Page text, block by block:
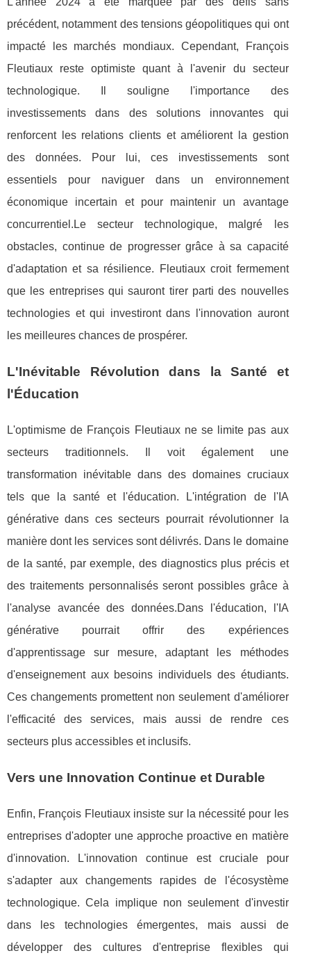
précédent, notamment des tensions géopolitiques qui ont
impacté les marchés mondiaux. Cependant, François
Fleutiaux reste optimiste quant à l'avenir du secteur
technologique. Il souligne l'importance des
investissements dans des solutions innovantes qui
renforcent les relations clients et améliorent la gestion
des données. Pour lui, ces investissements sont
essentiels pour naviguer dans un environnement
économique incertain et pour maintenir un avantage
concurrentiel.Le secteur technologique, malgré les
obstacles, continue de progresser grâce à sa capacité
d'adaptation et sa résilience. Fleutiaux croit fermement
que les entreprises qui sauront tirer parti des nouvelles
technologies et qui investiront dans l'innovation auront
les meilleures chances de prospérer.
L'Inévitable Révolution dans la Santé et
l'Éducation
L'optimisme de François Fleutiaux ne se limite pas aux
secteurs traditionnels. Il voit également une
transformation inévitable dans des domaines cruciaux
tels que la santé et l'éducation. L'intégration de l'IA
générative dans ces secteurs pourrait révolutionner la
manière dont les services sont délivrés. Dans le domaine
de la santé, par exemple, des diagnostics plus précis et
des traitements personnalisés seront possibles grâce à
l'analyse avancée des données.Dans l'éducation, l'IA
générative pourrait offrir des expériences
d'apprentissage sur mesure, adaptant les méthodes
d'enseignement aux besoins individuels des étudiants.
Ces changements promettent non seulement d'améliorer
l'efficacité des services, mais aussi de rendre ces
secteurs plus accessibles et inclusifs.
Vers une Innovation Continue et Durable
Enfin, François Fleutiaux insiste sur la nécessité pour les
entreprises d'adopter une approche proactive en matière
d'innovation. L'innovation continue est cruciale pour
s'adapter aux changements rapides de l'écosystème
technologique. Cela implique non seulement d'investir
dans les technologies émergentes, mais aussi de
développer des cultures d'entreprise flexibles qui